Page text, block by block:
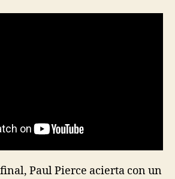
Paul Pierce acierta con un